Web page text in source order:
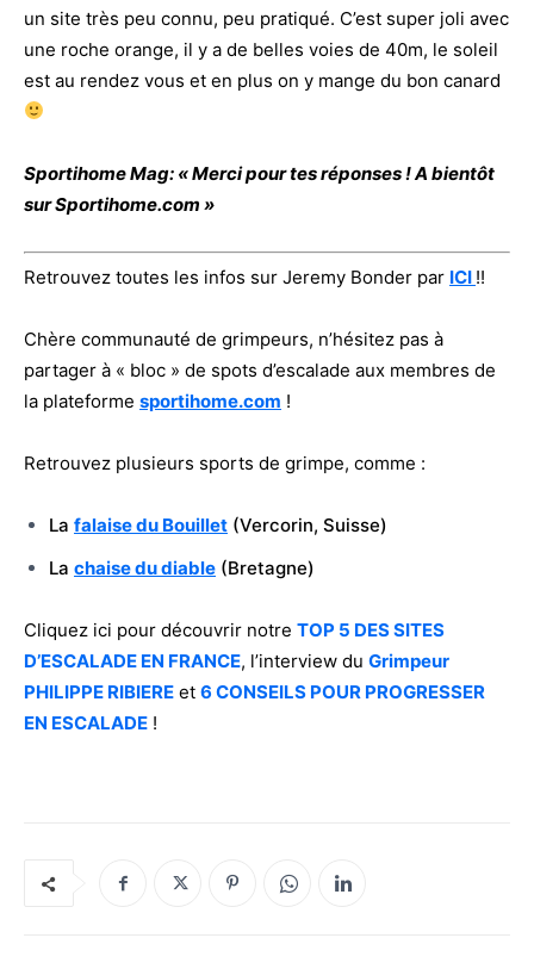
un site très peu connu, peu pratiqué. C’est super joli avec
une roche orange, il y a de belles voies de 40m, le soleil
est au rendez vous et en plus on y mange du bon canard
Sportihome Mag: « Merci pour tes réponses ! A bientôt
sur Sportihome.com »
Retrouvez toutes les infos sur Jeremy Bonder par ICI !!
Chère communauté de grimpeurs, n’hésitez pas à
partager à « bloc » de spots d’escalade aux membres de
la plateforme sportihome.com !
Retrouvez plusieurs sports de grimpe, comme :
La falaise du Bouillet (Vercorin, Suisse)
La chaise du diable (Bretagne)
Cliquez ici pour découvrir notre TOP 5 DES SITES
D’ESCALADE EN FRANCE, l’interview du Grimpeur
PHILIPPE RIBIERE et 6 CONSEILS POUR PROGRESSER
EN ESCALADE !